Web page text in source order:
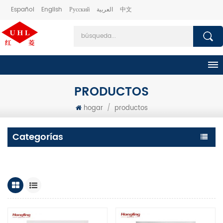
Español English Русский العربية 中文
PRODUCTOS
hogar / productos
Categorías